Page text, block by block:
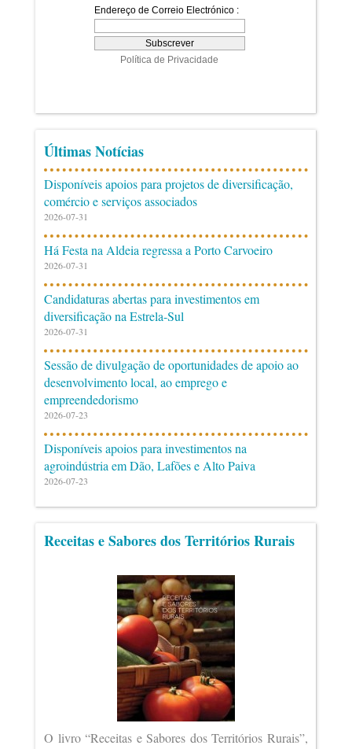
Últimas Notícias
Disponíveis apoios para projetos de diversificação,
comércio e serviços associados
2026-07-31
Há Festa na Aldeia regressa a Porto Carvoeiro
2026-07-31
Candidaturas abertas para investimentos em
diversificação na Estrela-Sul
2026-07-31
Sessão de divulgação de oportunidades de apoio ao
desenvolvimento local, ao emprego e
empreendedorismo
2026-07-23
Disponíveis apoios para investimentos na
agroindústria em Dão, Lafões e Alto Paiva
2026-07-23
Receitas e Sabores dos Territórios Rurais
O livro “Receitas e Sabores dos Territórios Rurais”,